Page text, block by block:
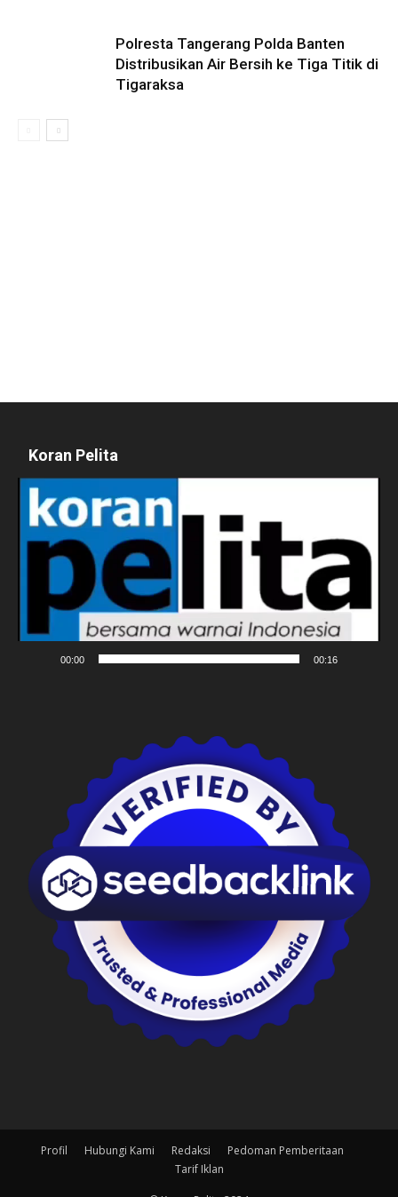
Polresta Tangerang Polda Banten
Distribusikan Air Bersih ke Tiga Titik di
Tigaraksa
Koran Pelita
Pemutar
Video
00:00 00:16
Profil Hubungi Kami Redaksi
Pedoman Pemberitaan
Tarif Iklan